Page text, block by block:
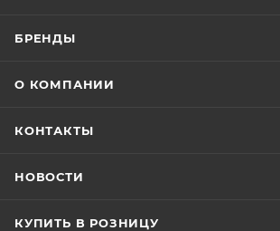
БРЕНДЫ
О КОМПАНИИ
КОНТАКТЫ
НОВОСТИ
КУПИТЬ В РОЗНИЦУ